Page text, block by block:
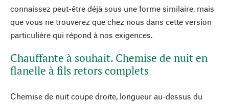
connaissez peut-être déjà sous une forme similaire, mais
que vous ne trouverez que chez nous dans cette version
particulière qui répond à nos exigences.
Chauffante à souhait. Chemise de nuit en
flanelle à fils retors complets
Chemise de nuit coupe droite, longueur au-dessus du